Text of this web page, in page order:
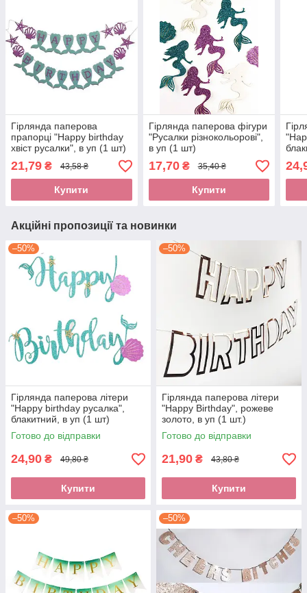
Гірлянда паперова
прапорці "Нappy birthday
хвіст русалки", в уп (1 шт)
21,79 ₴ 43,58 ₴
Купити
Гірлянда паперова фігури
"Русалки різнокольорові",
в уп (1 шт)
17,70₴ 35,40 ₴
Купити
Акційні пропозиції та новинки
–50%
Гірлянда паперова літери
"Happy birthday русалка",
блакитний, в уп (1 шт)
Готово до відправки
24,90 ₴ 49,80 ₴
Купити
–50%
Гірлянда паперова літери
"Happy Birthday", рожеве
золото, в уп (1 шт.)
Готово до відправки
21,90 ₴ 43,80 ₴
Купити
–50% –50%